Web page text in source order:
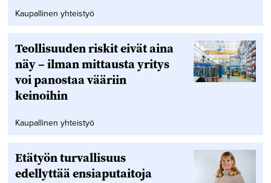
Kaupallinen yhteistyö
Teollisuuden riskit eivät aina
näy – ilman mittausta yritys
voi panostaa vääriin
keinoihin
Kaupallinen yhteistyö
Etätyön turvallisuus
edellyttää ensiaputaitoja